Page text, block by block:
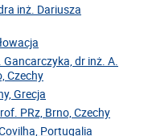
inż. Dariusza
Gancarczyka, dr inż. A.
Czechy
Grecja
PRz, Brno, Czechy
Portugalia